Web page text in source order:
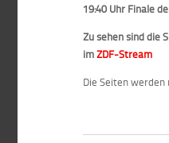
19:40 Uhr Finale
Zu sehen sind die
imZDF-Stream
Die Seiten